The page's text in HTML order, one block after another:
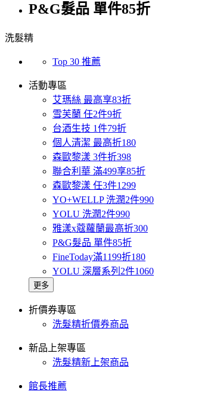
P&G髮品 單件85折
洗髮精
Top 30 推薦
活動專區
艾瑪絲 最高享83折
雪芙蘭 任2件9折
台酒生技 1件79折
個人清潔 最高折180
森歐黎漾 3件折398
聯合利華 滿499享85折
森歐黎漾 任3件1299
YO+WELLP 洗潤2件990
YOLU 洗潤2件990
雅漾x蔻蘿蘭最高折300
P&G髮品 單件85折
FineToday滿1199折180
YOLU 深層系列2件1060
更多
折價券專區
洗髮精折價券商品
新品上架專區
洗髮精新上架商品
館長推薦